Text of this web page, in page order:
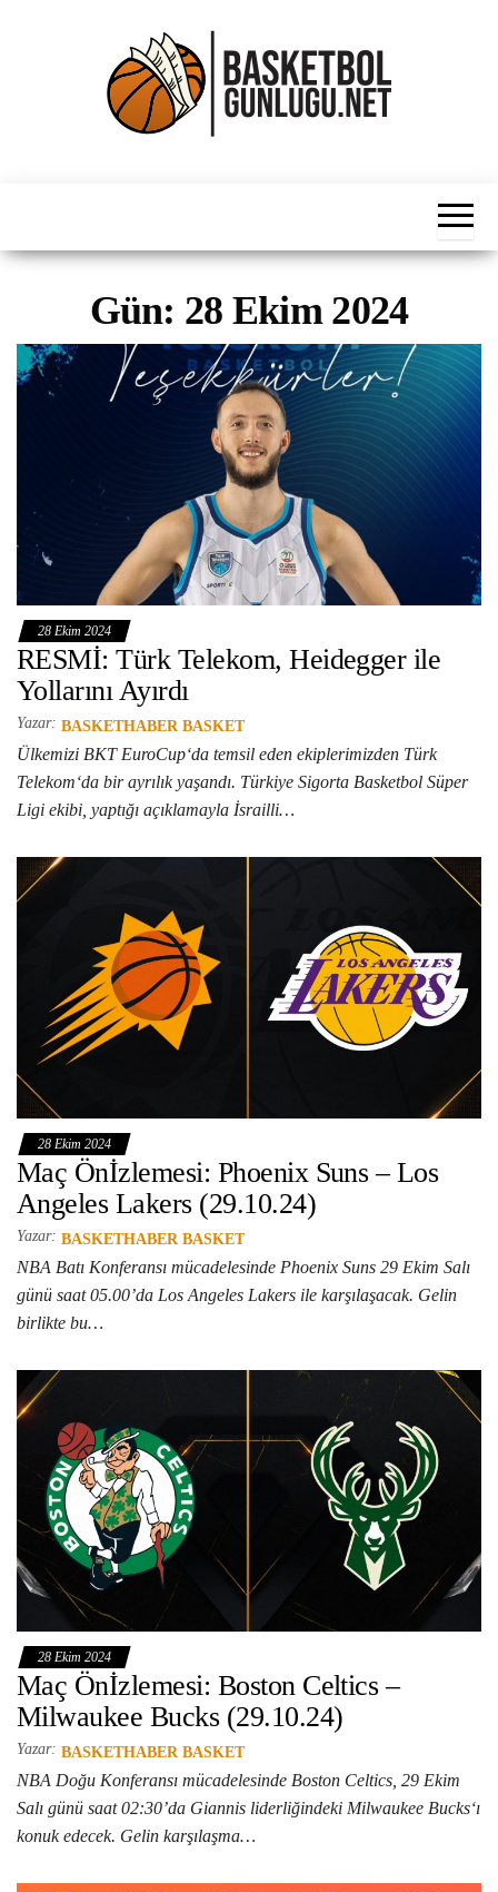
Ligleri
Gün: 28 Ekim 2024
28 Ekim 2024
RESMİ: Türk Telekom, Heidegger ile
Yollarını Ayırdı
Yazar: BASKETHABER BASKET
Ülkemizi BKT EuroCup‘da temsil eden ekiplerimizden Türk
Telekom‘da bir ayrılık yaşandı. Türkiye Sigorta Basketbol Süper
Ligi ekibi, yaptığı açıklamayla İsrailli…
28 Ekim 2024
Maç Önİzlemesi: Phoenix Suns – Los
Angeles Lakers (29.10.24)
Yazar: BASKETHABER BASKET
NBA Batı Konferansı mücadelesinde Phoenix Suns 29 Ekim Salı
günü saat 05.00’da Los Angeles Lakers ile karşılaşacak. Gelin
birlikte bu…
28 Ekim 2024
Maç Önİzlemesi: Boston Celtics –
Milwaukee Bucks (29.10.24)
Yazar: BASKETHABER BASKET
NBA Doğu Konferansı mücadelesinde Boston Celtics, 29 Ekim
Salı günü saat 02:30’da Giannis liderliğindeki Milwaukee Bucks‘ı
konuk edecek. Gelin karşılaşma…